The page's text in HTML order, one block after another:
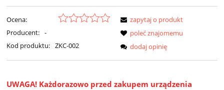
Ocena:
Producent: -
Kod produktu: ZKC-002
zapytaj o produkt
poleć znajomemu
dodaj opinię
UWAGA! Każdorazowo przed zakupem urządzenia